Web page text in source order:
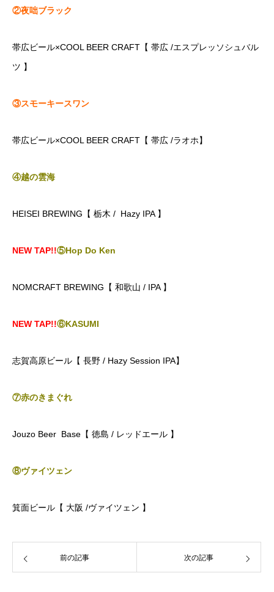
②夜咄ブラック
帯広ビール×COOL BEER CRAFT【 帯広 /エスプレッソシュバル
ツ 】
③スモーキースワン
帯広ビール×COOL BEER CRAFT【 帯広 /ラオホ】
④越の雲海
HEISEI BREWING【 栃木 / Hazy IPA 】
NEW TAP!!⑤Hop Do Ken
NOMCRAFT BREWING【 和歌山 / IPA 】
NEW TAP!!⑥KASUMI
志賀高原ビール【 長野 / Hazy Session IPA】
⑦赤のきまぐれ
Jouzo Beer Base【 徳島 / レッドエール 】
⑧ヴァイツェン
箕面ビール【 大阪 /ヴァイツェン 】
前の記事 次の記事